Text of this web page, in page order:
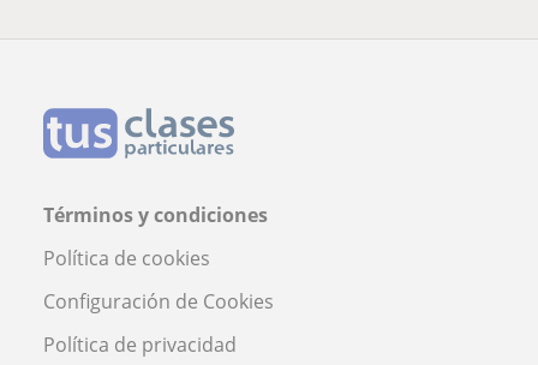
Términos y condiciones
Política de cookies
Configuración de Cookies
Política de privacidad